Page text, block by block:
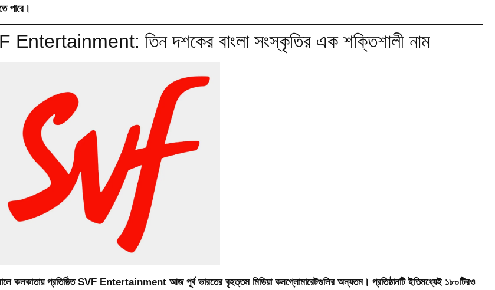
পারে।
Entertainment: তিন দশকের বাংলা সংস্কৃতির এক শক্তিশালী নাম
কলকাতায় প্রতিষ্ঠিত SVF Entertainment আজ পূর্ব ভারতের বৃহত্তম মিডিয়া কনগ্লোমারেটগুলির অন্যতম। প্রতিষ্ঠানটি ইতিমধ্যেই ১৮০টিরও